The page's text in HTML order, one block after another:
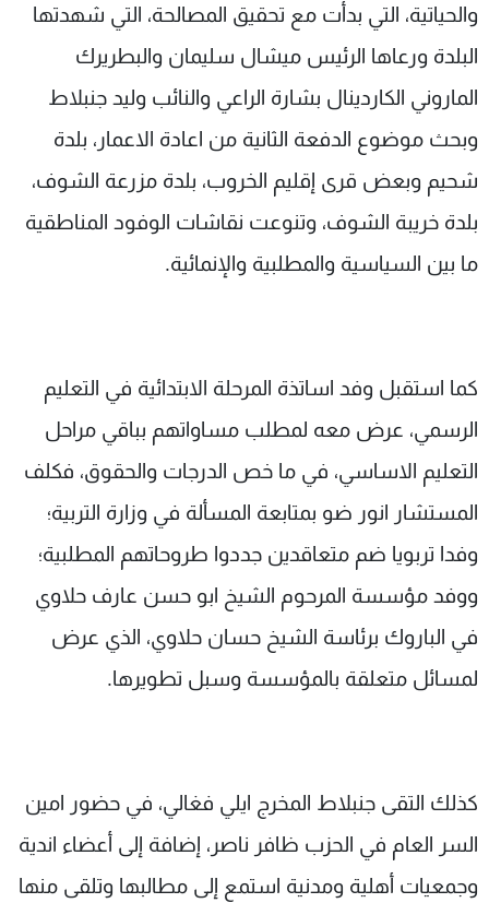
والحياتية، التي بدأت مع تحقيق المصالحة، التي شهدتها
البلدة ورعاها الرئيس ميشال سليمان والبطريرك
الماروني الكاردينال بشارة الراعي والنائب وليد جنبلاط
وبحث موضوع الدفعة الثانية من اعادة الاعمار، بلدة
شحيم وبعض قرى إقليم الخروب، بلدة مزرعة الشوف،
بلدة خريبة الشوف، وتنوعت نقاشات الوفود المناطقية
ما بين السياسية والمطلبية والإنمائية.
كما استقبل وفد اساتذة المرحلة الابتدائية في التعليم
الرسمي، عرض معه لمطلب مساواتهم بباقي مراحل
التعليم الاساسي، في ما خص الدرجات والحقوق، فكلف
المستشار انور ضو بمتابعة المسألة في وزارة التربية؛
وفدا تربويا ضم متعاقدين جددوا طروحاتهم المطلبية؛
ووفد مؤسسة المرحوم الشيخ ابو حسن عارف حلاوي
في الباروك برئاسة الشيخ حسان حلاوي، الذي عرض
لمسائل متعلقة بالمؤسسة وسبل تطويرها.
كذلك التقى جنبلاط المخرج ايلي فغالي، في حضور امين
السر العام في الحزب ظافر ناصر، إضافة إلى أعضاء اندية
وجمعيات أهلية ومدنية استمع إلى مطالبها وتلقى منها